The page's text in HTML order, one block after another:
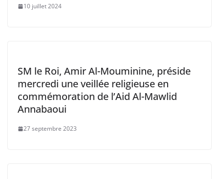
10 juillet 2024
SM le Roi, Amir Al-Mouminine, préside
mercredi une veillée religieuse en
commémoration de l’Aid Al-Mawlid
Annabaoui
27 septembre 2023